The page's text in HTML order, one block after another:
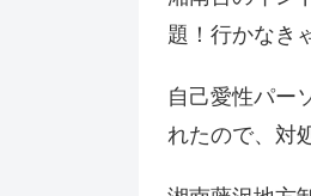
題！行かなき
自己愛性パー
れたので、対